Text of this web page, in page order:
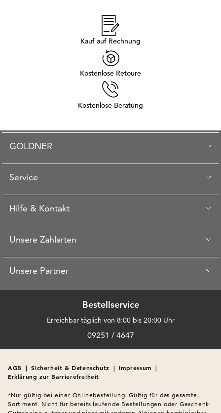
Kauf auf Rechnung
Kostenlose Retoure
Kostenlose Beratung
GOLDNER
Service
Hilfe & Kontakt
Unsere Zahlarten
Unsere Partner
Bestellservice
Erreichbar täglich von 8:00 bis 20:00 Uhr
09251 / 4647
AGB | Sicherheit & Datenschutz | Impressum |
Erklärung zur Barrierefreiheit
*Nur gültig bei einer Onlinebestellung. Gültig für das gesamte
Sortiment. Nicht für bereits laufende Bestellungen oder Geschenk-